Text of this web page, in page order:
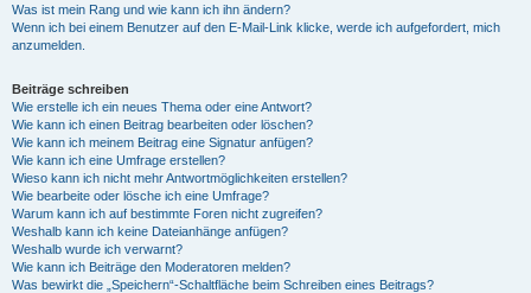
Was ist mein Rang und wie kann ich ihn ändern?
Wenn ich bei einem Benutzer auf den E-Mail-Link klicke, werde ich aufgefordert, mich
anzumelden.
Beiträge schreiben
Wie erstelle ich ein neues Thema oder eine Antwort?
Wie kann ich einen Beitrag bearbeiten oder löschen?
Wie kann ich meinem Beitrag eine Signatur anfügen?
Wie kann ich eine Umfrage erstellen?
Wieso kann ich nicht mehr Antwortmöglichkeiten erstellen?
Wie bearbeite oder lösche ich eine Umfrage?
Warum kann ich auf bestimmte Foren nicht zugreifen?
Weshalb kann ich keine Dateianhänge anfügen?
Weshalb wurde ich verwarnt?
Wie kann ich Beiträge den Moderatoren melden?
Was bewirkt die „Speichern“-Schaltfläche beim Schreiben eines Beitrags?